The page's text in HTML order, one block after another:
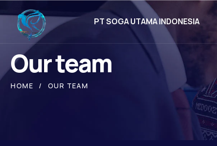
PT SOGA UTAMA INDONESIA
Our team
HOME OUR TEAM